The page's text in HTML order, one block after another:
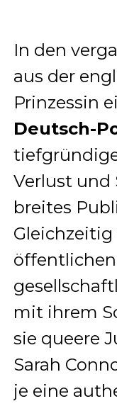
In den
aus der
Prinzessin
Deutsch-
Verlust und
breites
mit ihrem
sie queere
Sarah
je eine